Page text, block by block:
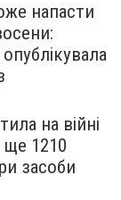
напасти
на війні
ще 1210
засоби